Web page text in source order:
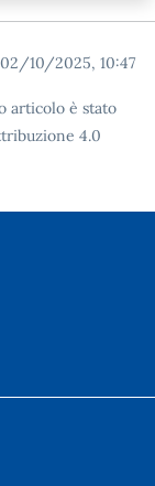
02/10/2025, 10:47
articolo è stato
4.0